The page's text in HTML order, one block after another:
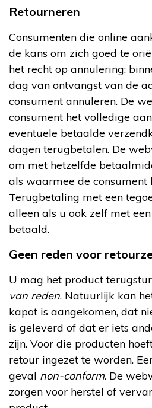
Retourneren
Consumenten die online
de kans om zich goed te
het recht op annulering:
dag van ontvangst van de
consument annuleren. De
consument het volledige
eventuele betaalde
dagen terugbetalen. De
om met hetzelfde
als waarmee de consument
Terugbetaling met een
alleen als u ook zelf met
betaald.
Geen reden voor
U mag het product
van reden. Natuurlijk kan
kapot is aangekomen, dat
is geleverd of dat er iets
zijn. Voor die producten
retour ingezet te worden.
geval non-conform. De
zorgen voor herstel of